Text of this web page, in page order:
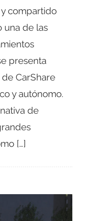
compartido
una de las
presenta
CarShare
y autónomo.
de
[…]